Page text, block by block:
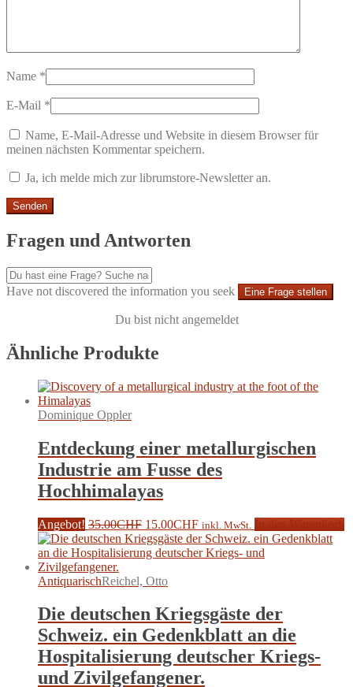
Name *
E-Mail *
Name, E-Mail-Adresse und Website in diesem Browser für
meinen nächsten Kommentar speichern.
Ja, ich melde mich zur librumstore-Newsletter an.
Fragen und Antworten
Have not discovered the information you seek Eine Frage stellen
Du bist nicht angemeldet
Ähnliche Produkte
Dominique Oppler
Entdeckung einer metallurgischen
Industrie am Fusse des
Hochhimalayas
Angebot! 35.00CHF Ursprünglicher
Preis
war:
15.00CHFAktueller
Preis
ist:
inkl. MwSt.
AntiquarischReichel, Otto
Die deutschen Kriegsgäste der
Schweiz. ein Gedenkblatt an die
Hospitalisierung deutscher Kriegs-
und Zivilgefangener.